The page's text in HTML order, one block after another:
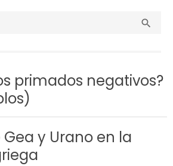

primados negativos?
Gea y Urano en la